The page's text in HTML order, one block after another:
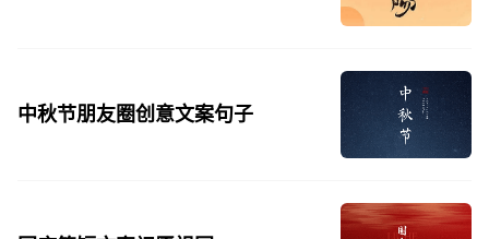
中秋节朋友圈创意文案句子